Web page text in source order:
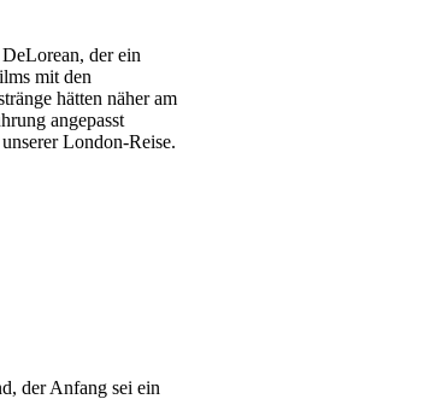
der ein
mit den
hätten näher am
angepasst
London-Reise.
der Anfang sei ein